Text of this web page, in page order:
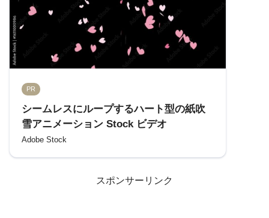
PR
シームレスにループするハート型の紙吹
雪アニメーション Stock ビデオ
Adobe Stock
スポンサーリンク